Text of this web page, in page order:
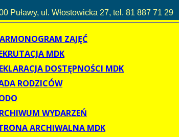
Puławy, ul. Włostowicka 27, tel. 81 887 71 29
ZAJĘĆ
MDK
DOSTĘPNOŚCI MDK
RODZICÓW
WYDARZEŃ
ARCHIWALNA MDK